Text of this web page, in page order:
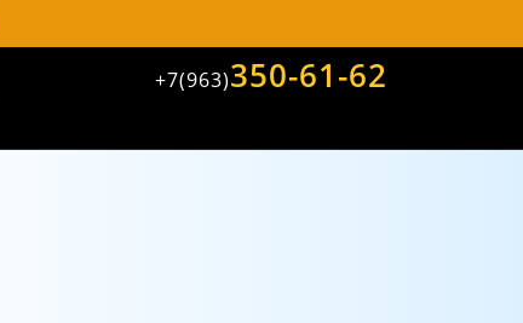
+7(963)350-61-62